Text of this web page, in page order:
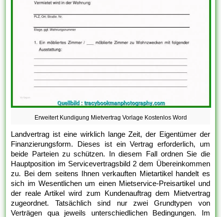
Erweitert Kundigung Mietvertrag Vorlage Kostenlos Word
Landvertrag ist eine wirklich lange Zeit, der Eigentümer der
Finanzierungsform. Dieses ist ein Vertrag erforderlich, um
beide Parteien zu schützen. In diesem Fall ordnen Sie die
Hauptposition im Servicevertragsbild 2 dem Übereinkommen
zu. Bei dem seitens Ihnen verkauften Mietartikel handelt es
sich im Wesentlichen um einen Mietservice-Preisartikel und
der reale Artikel wird zum Kundenauftrag dem Mietvertrag
zugeordnet. Tatsächlich sind nur zwei Grundtypen von
Verträgen qua jeweils unterschiedlichen Bedingungen. Im